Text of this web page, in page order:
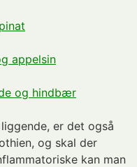
appelsin
og hindbær
er det også
og skal der
kan man